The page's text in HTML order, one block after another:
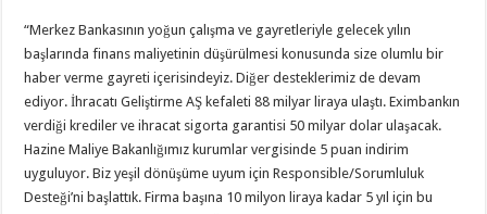
“Merkez Bankasının yoğun çalışma ve gayretleriyle gelecek yılın
başlarında finans maliyetinin düşürülmesi konusunda size olumlu bir
haber verme gayreti içerisindeyiz. Diğer desteklerimiz de devam
ediyor. İhracatı Geliştirme AŞ kefaleti 88 milyar liraya ulaştı. Eximbankın
verdiği krediler ve ihracat sigorta garantisi 50 milyar dolar ulaşacak.
Hazine Maliye Bakanlığımız kurumlar vergisinde 5 puan indirim
uyguluyor. Biz yeşil dönüşüme uyum için Responsible/Sorumluluk
Desteği’ni başlattık. Firma başına 10 milyon liraya kadar 5 yıl için bu